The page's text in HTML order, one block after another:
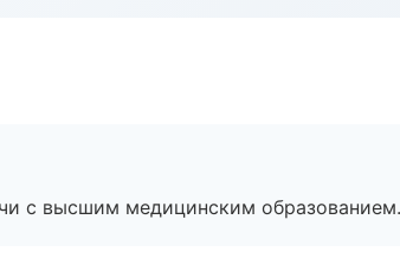
с высшим медицинским образованием.